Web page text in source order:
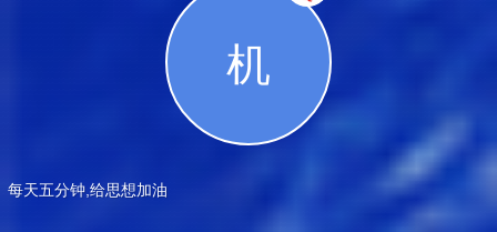
机
每天五分钟,给思想加油